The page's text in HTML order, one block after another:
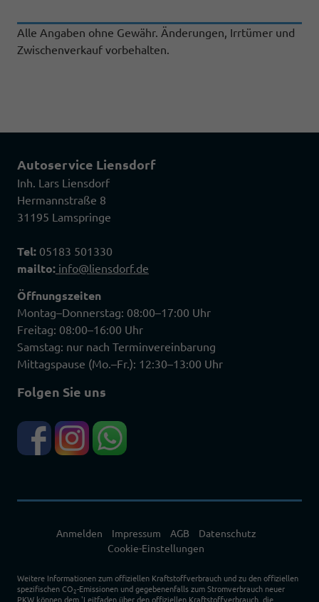
Alle Angaben ohne Gewähr. Änderungen, Irrtümer und
Zwischenverkauf vorbehalten.
Autoservice Liensdorf
Inh. Lars Liensdorf
Hermannstraße 8
31195 Lamspringe
Tel: 05183 501330
mailto: info@liensdorf.de
Öffnungszeiten
Montag–Donnerstag: 08:00–17:00 Uhr
Freitag: 08:00–16:00 Uhr
Samstag: nur nach Terminvereinbarung
Mittagspause (Mo.–Fr.): 12:30–13:00 Uhr
Folgen Sie uns
Anmelden Impressum AGB
Datenschutz
Cookie-Einstellungen
Weitere Informationen zum offiziellen Kraftstoffverbrauch und zu den offiziellen
spezifischen CO2-Emissionen und gegebenenfalls zum Stromverbrauch neuer
PKW können dem 'Leitfaden über den offiziellen Kraftstoffverbrauch, die